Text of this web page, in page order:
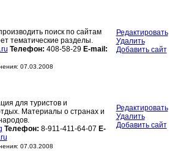
поиск по сайтам
тематические разделы.
Телефон: 408-58-29 E-mail:
07.03.2008
Редактировать
Удалить
Добавить сайт
для туристов и
Материалы о странах и
Телефон: 8-911-411-64-07 E-
07.03.2008
Редактировать
Удалить
Добавить сайт